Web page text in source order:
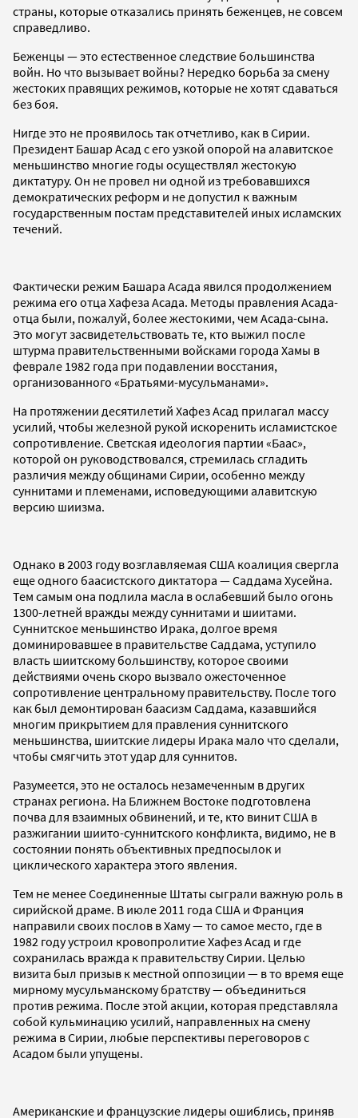
страны, которые отказались принять беженцев, не совсем
справедливо.
Беженцы — это естественное следствие большинства
войн. Но что вызывает войны? Нередко борьба за смену
жестоких правящих режимов, которые не хотят сдаваться
без боя.
Нигде это не проявилось так отчетливо, как в Сирии.
Президент Башар Асад с его узкой опорой на алавитское
меньшинство многие годы осуществлял жестокую
диктатуру. Он не провел ни одной из требовавшихся
демократических реформ и не допустил к важным
государственным постам представителей иных исламских
течений.
Фактически режим Башара Асада явился продолжением
режима его отца Хафеза Асада. Методы правления Асада-
отца были, пожалуй, более жестокими, чем Асада-сына.
Это могут засвидетельствовать те, кто выжил после
штурма правительственными войсками города Хамы в
феврале 1982 года при подавлении восстания,
организованного «Братьями-мусульманами».
На протяжении десятилетий Хафез Асад прилагал массу
усилий, чтобы железной рукой искоренить исламистское
сопротивление. Светская идеология партии «Баас»,
которой он руководствовался, стремилась сгладить
различия между общинами Сирии, особенно между
суннитами и племенами, исповедующими алавитскую
версию шиизма.
Однако в 2003 году возглавляемая США коалиция свергла
еще одного баасистского диктатора — Саддама Хусейна.
Тем самым она подлила масла в ослабевший было огонь
1300-летней вражды между суннитами и шиитами.
Суннитское меньшинство Ирака, долгое время
доминировавшее в правительстве Саддама, уступило
власть шиитскому большинству, которое своими
действиями очень скоро вызвало ожесточенное
сопротивление центральному правительству. После того
как был демонтирован баасизм Саддама, казавшийся
многим прикрытием для правления суннитского
меньшинства, шиитские лидеры Ирака мало что сделали,
чтобы смягчить этот удар для суннитов.
Разумеется, это не осталось незамеченным в других
странах региона. На Ближнем Востоке подготовлена
почва для взаимных обвинений, и те, кто винит США в
разжигании шиито-суннитского конфликта, видимо, не в
состоянии понять объективных предпосылок и
циклического характера этого явления.
Тем не менее Соединенные Штаты сыграли важную роль в
сирийской драме. В июле 2011 года США и Франция
направили своих послов в Хаму — то самое место, где в
1982 году устроил кровопролитие Хафез Асад и где
сохранилась вражда к правительству Сирии. Целью
визита был призыв к местной оппозиции — в то время еще
мирному мусульманскому братству — объединиться
против режима. После этой акции, которая представляла
собой кульминацию усилий, направленных на смену
режима в Сирии, любые перспективы переговоров с
Асадом были упущены.
Американские и французские лидеры ошиблись, приняв